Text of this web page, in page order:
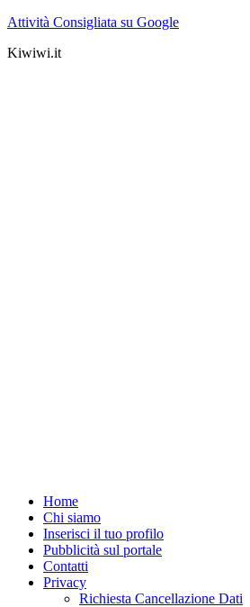
Attività Consigliata su Google
Kiwiwi.it
Home
Chi siamo
Inserisci il tuo profilo
Pubblicità sul portale
Contatti
Privacy
Richiesta Cancellazione Dati